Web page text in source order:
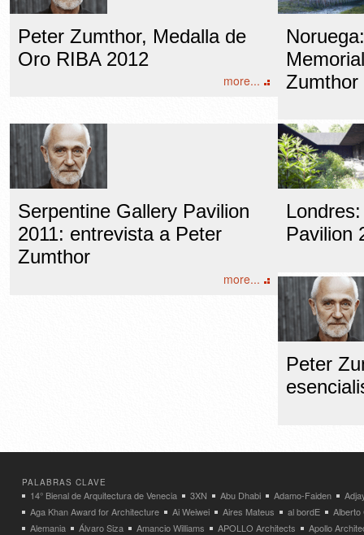
Peter Zumthor, Medalla de
Oro RIBA 2012
more...
Zumthor
Serpentine Gallery Pavilion
2011: entrevista a Peter
Zumthor
more...
Pavilion
Peter
PALABRAS CLAVE
14° Bienal de Arquitectura de Venecia 3XN Abu Dhabi Adamo-Faiden
Aga Khan Award for Architecture
Ai Weiwei Aires Mateus al bordE
Alberto
Alemania
Álvaro Siza Amancio Williams APOLLO Architects
Apollo